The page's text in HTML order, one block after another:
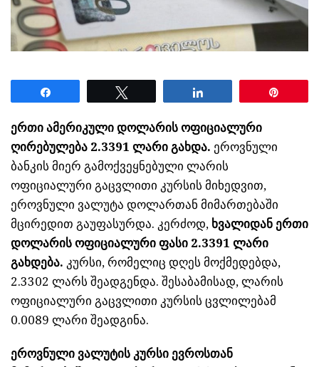
ერთი ამერიკული დოლარის ოფიციალური
ღირებულება 2.3391 ლარი გახდა. ეროვნული
ბანკის მიერ გამოქვეყნებული ლარის
ოფიციალური გაცვლითი კურსის მიხედვით,
ეროვნული ვალუტა დოლართან მიმართებაში
მცირედით გაუფასურდა. კერძოდ, ხვალიდან ერთი
დოლარის ოფიციალური ფასი 2.3391 ლარი
გახდება. კურსი, რომელიც დღეს მოქმედებდა,
2.3302 ლარს შეადგენდა. შესაბამისად, ლარის
ოფიციალური გაცვლითი კურსის ცვლილებამ
0.0089 ლარი შეადგინა.
ეროვნული ვალუტის კურსი ევროსთან